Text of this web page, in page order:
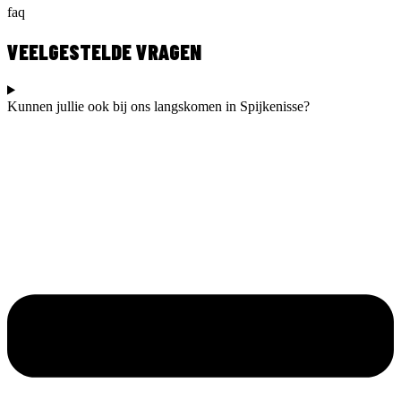
faq
VEELGESTELDE VRAGEN
Kunnen jullie ook bij ons langskomen in Spijkenisse?